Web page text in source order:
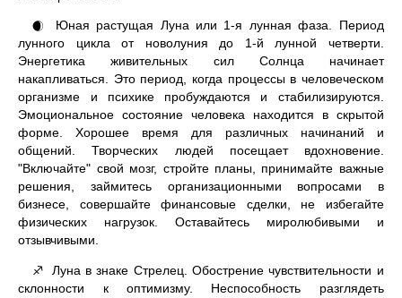
🌒
Юная растущая Луна или 1-я лунная фаза. Период
лунного цикла от новолуния до 1-й лунной четверти.
Энергетика живительных сил Солнца начинает
накапливаться. Это период, когда процессы в человеческом
организме и психике пробуждаются и стабилизируются.
Эмоциональное состояние человека находится в скрытой
форме. Хорошее время для различных начинаний и
общений. Творческих людей посещает вдохновение.
"Включайте" свой мозг, стройте планы, принимайте важные
решения, займитесь организационными вопросами в
бизнесе, совершайте финансовые сделки, не избегайте
физических нагрузок. Оставайтесь миролюбивыми и
отзывчивыми.
♐
Луна в знаке Стрелец. Обострение чувствительности и
склонности к оптимизму. Неспособность разглядеть